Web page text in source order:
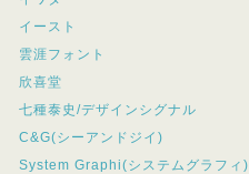
イースト
雲涯フォント
欣喜堂
七種泰史/デザインシグナル
C&G(シーアンドジイ)
System Graphi(システムグラフィ)